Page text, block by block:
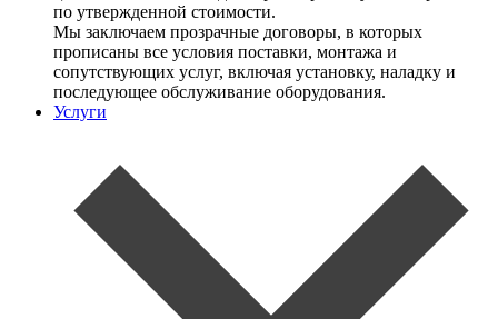
по утвержденной стоимости.
Мы заключаем прозрачные договоры, в которых
прописаны все условия поставки, монтажа и
сопутствующих услуг, включая установку, наладку и
последующее обслуживание оборудования.
Услуги